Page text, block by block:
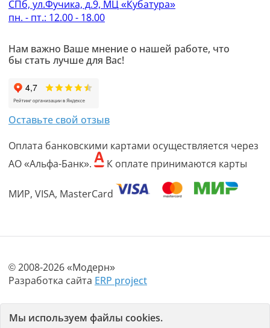
СПб, ул.Фучика, д.9, МЦ «Кубатура»
пн. - пт.: 12.00 - 18.00
Нам важно Ваше мнение о нашей работе, что
бы стать лучше для Вас!
Оставьте свой отзыв
Оплата банковскими картами осуществляется через
АО «Альфа-Банк».
К оплате принимаются карты
МИР, VISA, MasterCard
© 2008-2026 «Модерн»
Разработка сайта ERP project
Пользовательское соглашение
Мы используем файлы cookies.